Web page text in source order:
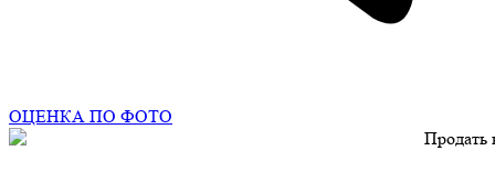
ОЦЕНКА ПО ФОТО